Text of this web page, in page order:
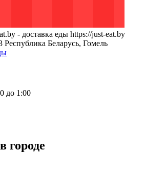
- доставка еды https://just-eat.by
Республика Беларусь, Гомель
до 1:00
городе